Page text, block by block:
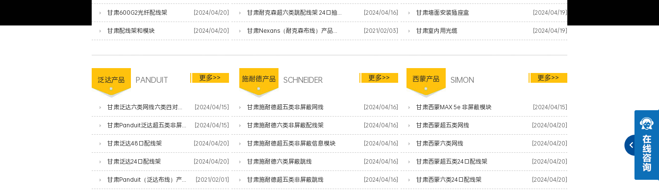
甘肃600G2光纤配线架 [2024/04/20]
甘肃配线架和模块 [2024/04/20]
甘肃耐克森超六类跳配线架 24口抽屉式 [2024/04/16]
甘肃Nexans（耐克森布线）产品清单 [2021/02/03]
甘肃墙面安装插座盒 [2024/04/19]
甘肃室内用光缆 [2024/04/19]
泛达产品 PANDUIT 更多>>
甘肃泛达六类网线六类四对非屏蔽双绞线 [2024/04/15]
甘肃Panduit泛达超五类非屏蔽网线 [2024/04/15]
甘肃泛达48口配线架 [2024/04/20]
甘肃泛达24口配线架 [2024/04/20]
甘肃Panduit（泛达布线）产品清单 [2021/02/01]
施耐德产品 SCHNEIDER 更多>>
甘肃施耐德超五类非屏蔽网线 [2024/04/16]
甘肃施耐德六类非屏蔽配线架 [2024/04/16]
甘肃施耐德超五类非屏蔽信息模块 [2024/04/16]
甘肃施耐德六类屏蔽跳线 [2024/04/16]
甘肃施耐德超五类非屏蔽跳线 [2024/04/16]
西蒙产品 SIMON 更多>>
甘肃西蒙MAX 5e 非屏蔽模块 [2024/04/15]
甘肃西蒙超五类网线 [2024/04/20]
甘肃西蒙六类网线 [2024/04/20]
甘肃西蒙超五类24口配线架 [2024/04/20]
甘肃西蒙六类24口配线架 [2024/04/20]